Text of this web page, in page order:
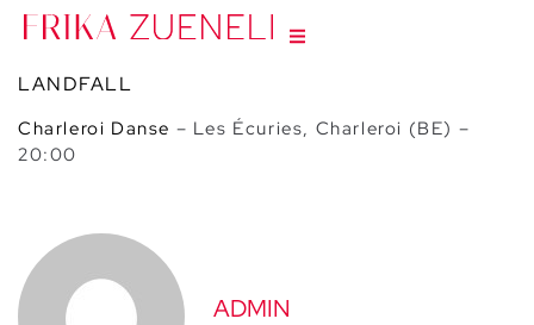
LANDFALL
Charleroi Danse – Les Écuries, Charleroi (BE) –
20:00
ADMIN